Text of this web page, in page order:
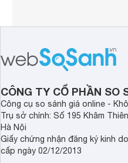
CÔNG TY CỔ PHẦN SO
Công cụ so sánh giá online -
Trụ sở chính: Số 195 Khâm
Hà Nội
Giấy chứng nhận đăng ký kinh
cấp ngày 02/12/2013